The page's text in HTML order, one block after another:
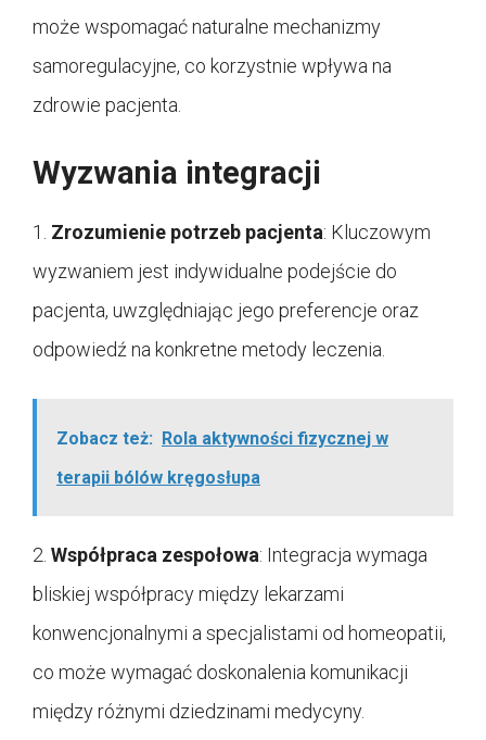
może wspomagać naturalne mechanizmy
samoregulacyjne, co korzystnie wpływa na
zdrowie pacjenta.
Wyzwania integracji
1. Zrozumienie potrzeb pacjenta: Kluczowym
wyzwaniem jest indywidualne podejście do
pacjenta, uwzględniając jego preferencje oraz
odpowiedź na konkretne metody leczenia.
Zobacz też: Rola aktywności fizycznej w
terapii bólów kręgosłupa
2. Współpraca zespołowa: Integracja wymaga
bliskiej współpracy między lekarzami
konwencjonalnymi a specjalistami od homeopatii,
co może wymagać doskonalenia komunikacji
między różnymi dziedzinami medycyny.